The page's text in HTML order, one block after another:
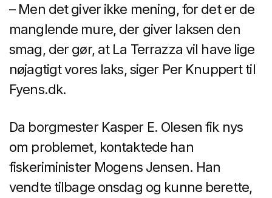
– Men det giver ikke mening, for det er de
manglende mure, der giver laksen den
smag, der gør, at La Terrazza vil have lige
nøjagtigt vores laks, siger Per Knuppert til
Fyens.dk.
Da borgmester Kasper E. Olesen fik nys
om problemet, kontaktede han
fiskeriminister Mogens Jensen. Han
vendte tilbage onsdag og kunne berette,